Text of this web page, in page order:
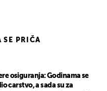
PRIČA
osiguranja: Godinama se
carstvo, a sada su za